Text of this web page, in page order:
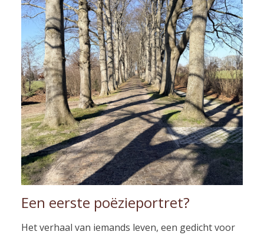
Een eerste poëzieportret?
Het verhaal van iemands leven, een gedicht voor